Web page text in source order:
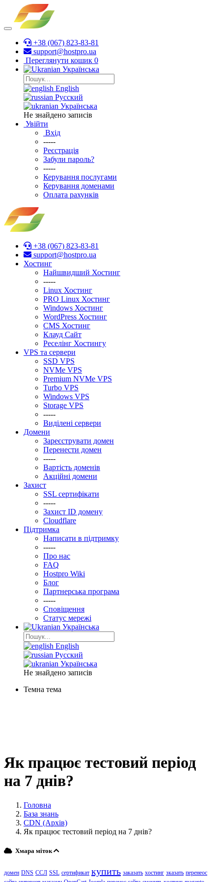
+38 (067) 823-83-81
support@hostpro.ua
Переглянути кошик 0
Українська
English
Русский
Українська
Не знайдено записів
Увійти
Вхід
-----
Реєстрація
Забули пароль?
-----
Керування послугами
Керування доменами
Оплата рахунків
+38 (067) 823-83-81
support@hostpro.ua
Хостинг
Найшвидший Хостинг
-----
Linux Хостинг
PRO Linux Хостинг
Windows Хостинг
WordPress Хостинг
CMS Хостинг
Клауд Сайт
Реселінг Хостингу
VPS та сервери
SSD VPS
NVMe VPS
Premium NVMe VPS
Turbo VPS
Windows VPS
Stоrage VPS
-----
Виділені сервери
Домени
Зареєструвати домен
Перенести домен
-----
Вартість доменів
Акційні домени
Захист
SSL сертифікати
-----
Захист ID домену
Clоudflare
Підтримка
Написати в підтримку
-----
Про нас
FAQ
Hostpro Wiki
Блог
Партнерська програма
-----
Сповіщення
Статус мережі
Українська
English
Русский
Українська
Не знайдено записів
Темна тема
Як працює тестовий період
на 7 днів?
Головна
База знань
CDN (Архів)
Як працює тестовий період на 7 днів?
Хмара міток
домен DNS ССЛ SSL сертификат купить заказать хостинг зказать перенеос